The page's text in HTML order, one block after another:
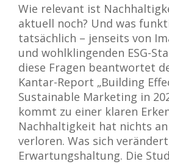
Wie relevant ist
aktuell noch? Und was
tatsächlich – jenseits von
und wohlklingenden ESG-
diese Fragen beantwortet
Kantar-Report „Building
Sustainable Marketing in
kommt zu einer klaren
Nachhaltigkeit hat nichts
verloren. Was sich
Erwartungshaltung. Die